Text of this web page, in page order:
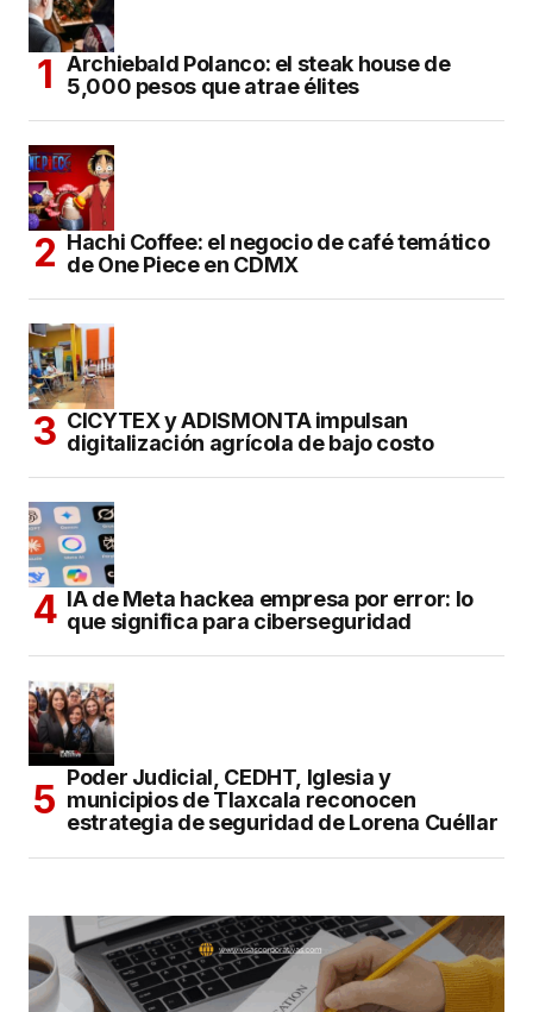
Archiebald Polanco: el steak house de
5,000 pesos que atrae élites
Hachi Coffee: el negocio de café temático
de One Piece en CDMX
CICYTEX y ADISMONTA impulsan
digitalización agrícola de bajo costo
IA de Meta hackea empresa por error: lo
que significa para ciberseguridad
Poder Judicial, CEDHT, Iglesia y
municipios de Tlaxcala reconocen
estrategia de seguridad de Lorena Cuéllar